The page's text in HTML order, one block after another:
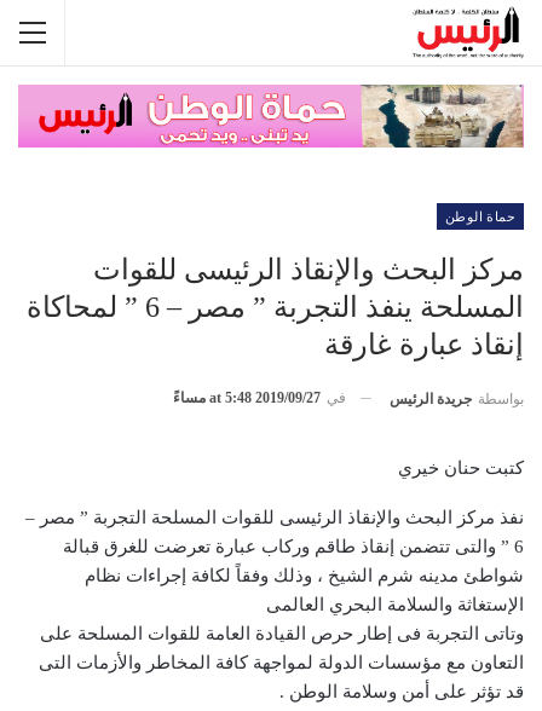
حماة الوطن
مركز البحث والإنقاذ الرئيسى للقوات
المسلحة ينفذ التجربة ” مصر – 6 ” لمحاكاة
إنقاذ عبارة غارقة
بواسطة جريدة الرئيس في 2019/09/27 at 5:48 مساءً
كتبت حنان خيري
نفذ مركز البحث والإنقاذ الرئيسى للقوات المسلحة التجربة ” مصر –
6 ” والتى تتضمن إنقاذ طاقم وركاب عبارة تعرضت للغرق قبالة
شواطئ مدينه شرم الشيخ ، وذلك وفقاً لكافة إجراءات نظام
الإستغاثة والسلامة البحري العالمى
وتاتى التجربة فى إطار حرص القيادة العامة للقوات المسلحة على
التعاون مع مؤسسات الدولة لمواجهة كافة المخاطر والأزمات التى
قد تؤثر على أمن وسلامة الوطن .